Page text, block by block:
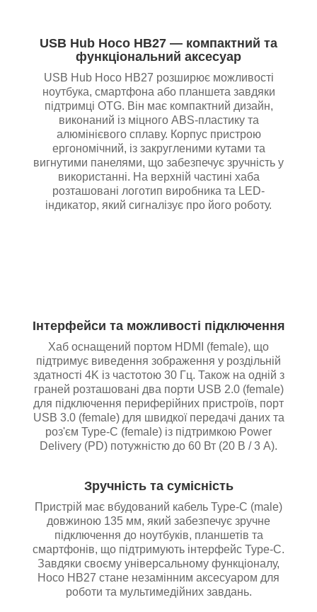
USB Hub Hoco HB27 — компактний та
функціональний аксесуар
USB Hub Hoco HB27 розширює можливості
ноутбука, смартфона або планшета завдяки
підтримці OTG. Він має компактний дизайн,
виконаний із міцного ABS-пластику та
алюмінієвого сплаву. Корпус пристрою
ергономічний, із закругленими кутами та
вигнутими панелями, що забезпечує зручність у
використанні. На верхній частині хаба
розташовані логотип виробника та LED-
індикатор, який сигналізує про його роботу.
Інтерфейси та можливості підключення
Хаб оснащений портом HDMI (female), що
підтримує виведення зображення у роздільній
здатності 4K із частотою 30 Гц. Також на одній з
граней розташовані два порти USB 2.0 (female)
для підключення периферійних пристроїв, порт
USB 3.0 (female) для швидкої передачі даних та
роз'єм Type-C (female) із підтримкою Power
Delivery (PD) потужністю до 60 Вт (20 В / 3 А).
Зручність та сумісність
Пристрій має вбудований кабель Type-C (male)
довжиною 135 мм, який забезпечує зручне
підключення до ноутбуків, планшетів та
смартфонів, що підтримують інтерфейс Type-C.
Завдяки своєму універсальному функціоналу,
Hoco HB27 стане незамінним аксесуаром для
роботи та мультимедійних завдань.